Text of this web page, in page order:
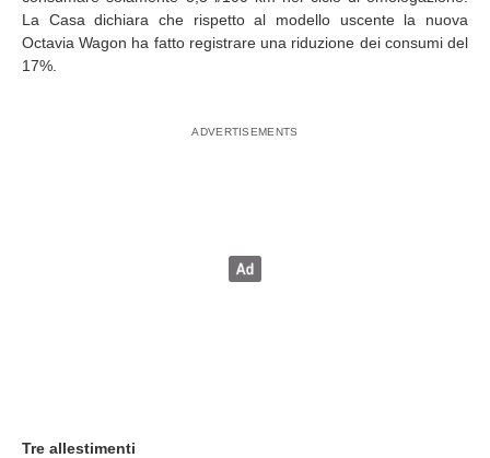
La Casa dichiara che rispetto al modello uscente la nuova
Octavia Wagon ha fatto registrare una riduzione dei consumi del
17%.
Tre allestimenti